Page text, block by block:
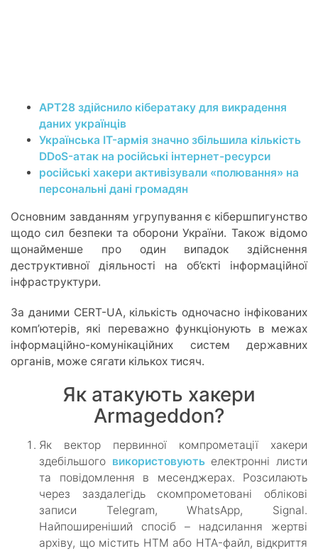
APT28 здійснило кібератаку для викрадення
даних українців
Українська IT-армія значно збільшила кількість
DDoS-атак на російські інтернет-ресурси
російські хакери активізували «полювання» на
персональні дані громадян
Основним завданням угрупування є кібершпигунство
щодо сил безпеки та оборони України. Також відомо
щонайменше про один випадок здійснення
деструктивної діяльності на об’єкті інформаційної
інфраструктури.
За даними CERT-UA, кількість одночасно інфікованих
комп’ютерів, які переважно функціонують в межах
інформаційно-комунікаційних систем державних
органів, може сягати кількох тисяч.
Як атакують хакери
Armageddon?
Як вектор первинної компрометації хакери
здебільшого використовуютьелектронні листи
та повідомлення в месенджерах. Розсилають
через заздалегідь скомпрометовані облікові
записи Telegram, WhatsApp, Signal.
Найпоширеніший спосіб – надсилання жертві
архіву, що містить HTM або HTA-файл, відкриття